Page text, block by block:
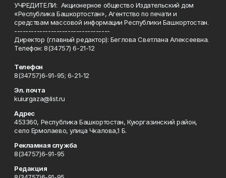
УЧРЕДИТЕЛИ: Акционерное общество Издательский дом
«Республика Башкортостан», Агентство по печати и
средствам массовой информации Республики Башкортостан.
----------------------------------
Директор (главный редактор): Беглова Светлана Алексеевна.
Телефон: 8(34757) 6-21-12
Телефон
8(34757)6-91-95; 6-21-12
Эл. почта
kuiurgaza@list.ru
Адрес
453360, Республика Башкортостан, Куюргазинский район,
село Ермолаево, улица Чкалова,1 Б.
Рекламная служба
8(34757)6-91-95
Редакция